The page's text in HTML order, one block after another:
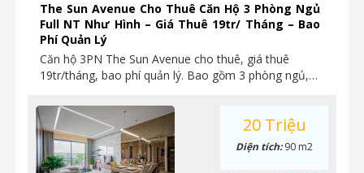
The Sun Avenue Cho Thuê Căn Hộ 3 Phòng Ngủ
Full NT Như Hình – Giá Thuê 19tr/ Tháng – Bao
Phí Quản Lý
Căn hộ 3PN The Sun Avenue cho thuê, giá thuê
19tr/tháng, bao phí quản lý. Bao gồm 3 phòng ngủ,…
20 Triệu
Diện tích:90 m2